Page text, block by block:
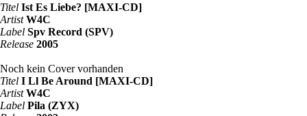
Titel Ist Es Liebe? [MAXI-CD]
Artist W4C
Label Spv Record (SPV)
Release 2005
Noch kein Cover vorhanden
Titel I Ll Be Around [MAXI-CD]
Artist W4C
Label Pila (ZYX)